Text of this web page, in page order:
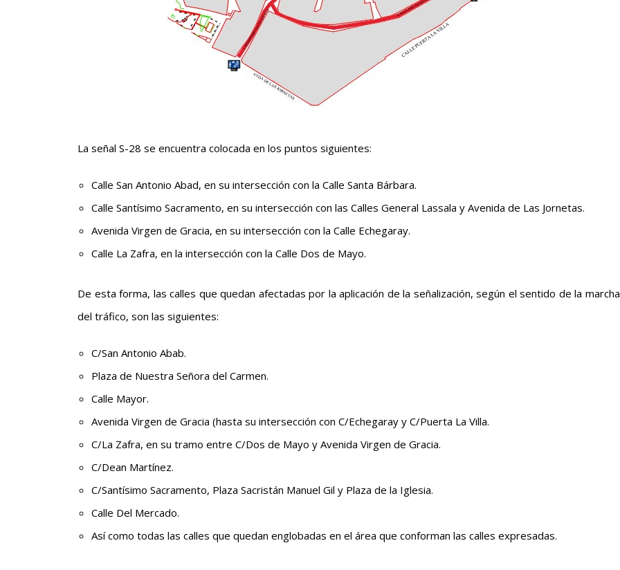
La señal S-28 se encuentra colocada en los puntos siguientes:
Calle San Antonio Abad, en su intersección con la Calle Santa Bárbara.
Calle Santísimo Sacramento, en su intersección con las Calles General Lassala y Avenida de Las Jornetas.
Avenida Virgen de Gracia, en su intersección con la Calle Echegaray.
Calle La Zafra, en la intersección con la Calle Dos de Mayo.
De esta forma, las calles que quedan afectadas por la aplicación de la señalización, según el sentido de la marcha
del tráfico, son las siguientes:
C/San Antonio Abab.
Plaza de Nuestra Señora del Carmen.
Calle Mayor.
Avenida Virgen de Gracia (hasta su intersección con C/Echegaray y C/Puerta La Villa.
C/La Zafra, en su tramo entre C/Dos de Mayo y Avenida Virgen de Gracia.
C/Dean Martínez.
C/Santísimo Sacramento, Plaza Sacristán Manuel Gil y Plaza de la Iglesia.
Calle Del Mercado.
Así como todas las calles que quedan englobadas en el área que conforman las calles expresadas.